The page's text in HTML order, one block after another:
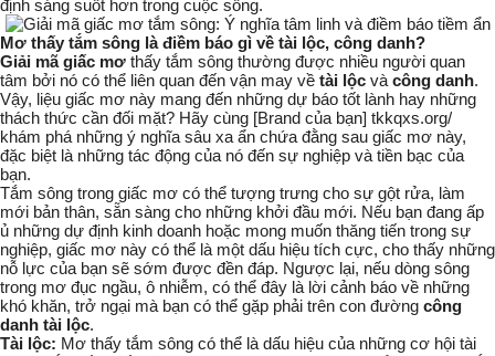
định sáng suốt hơn trong cuộc sống.
Mơ thấy tắm sông là điềm báo gì về tài lộc, công danh?
Giải mã giấc mơ thấy tắm sông thường được nhiều người quan
tâm bởi nó có thể liên quan đến vận may về tài lộc và công danh.
Vậy, liệu giấc mơ này mang đến những dự báo tốt lành hay những
thách thức cần đối mặt? Hãy cùng [Brand của bạn] tkkqxs.org/
khám phá những ý nghĩa sâu xa ẩn chứa đằng sau giấc mơ này,
đặc biệt là những tác động của nó đến sự nghiệp và tiền bạc của
bạn.
Tắm sông trong giấc mơ có thể tượng trưng cho sự gột rửa, làm
mới bản thân, sẵn sàng cho những khởi đầu mới. Nếu bạn đang ấp
ủ những dự định kinh doanh hoặc mong muốn thăng tiến trong sự
nghiệp, giấc mơ này có thể là một dấu hiệu tích cực, cho thấy những
nỗ lực của bạn sẽ sớm được đền đáp. Ngược lại, nếu dòng sông
trong mơ đục ngầu, ô nhiễm, có thể đây là lời cảnh báo về những
khó khăn, trở ngại mà bạn có thể gặp phải trên con đường công
danh tài lộc.
Tài lộc: Mơ thấy tắm sông có thể là dấu hiệu của những cơ hội tài